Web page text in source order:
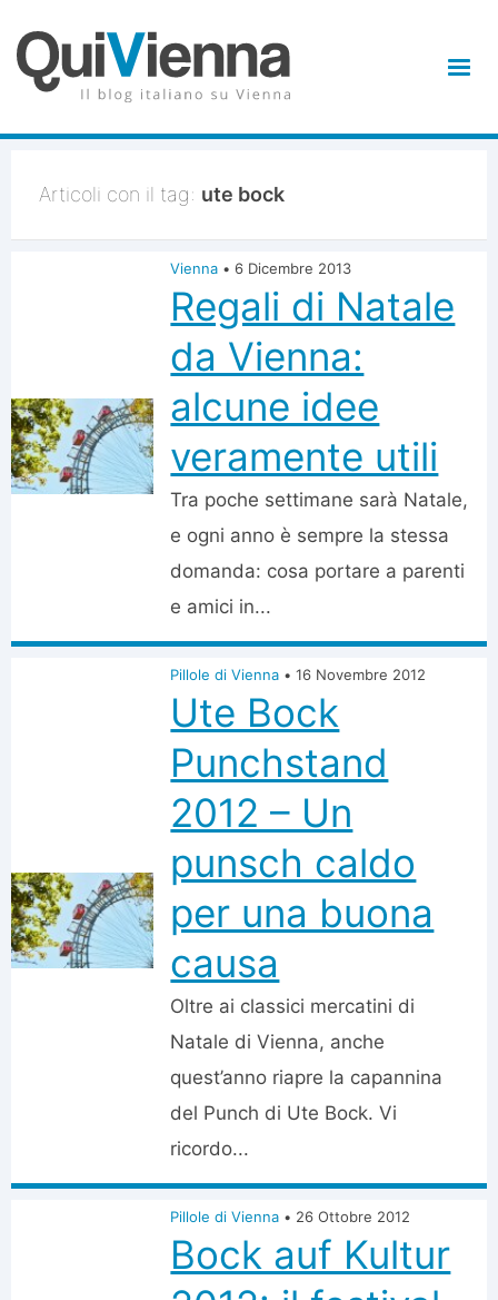
Articoli con il tag: ute bock
Vienna • 6 Dicembre 2013
Regali di Natale
da Vienna:
alcune idee
veramente utili
Tra poche settimane sarà Natale,
e ogni anno è sempre la stessa
domanda: cosa portare a parenti
e amici in...
Pillole di Vienna • 16 Novembre 2012
Ute Bock
Punchstand
2012 – Un
punsch caldo
per una buona
causa
Oltre ai classici mercatini di
Natale di Vienna, anche
quest’anno riapre la capannina
del Punch di Ute Bock. Vi
ricordo...
Pillole di Vienna • 26 Ottobre 2012
Bock auf Kultur